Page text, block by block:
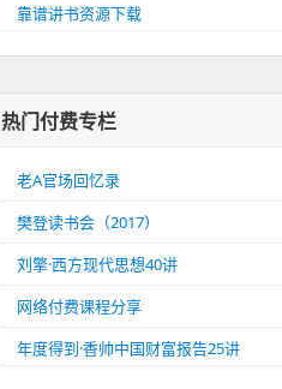
靠谱讲书资源下载
热门付费专栏
老A官场回忆录
樊登读书会（2017）
刘擎·西方现代思想40讲
网络付费课程分享
年度得到·香帅中国财富报告25讲